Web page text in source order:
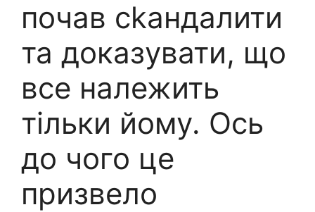
почав сkандалити
та доказувати, що
все належить
тільки йому. Ось
до чого це
призвело